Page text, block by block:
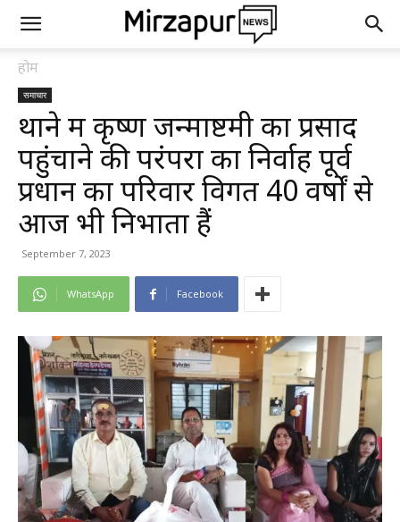
होम
समाचार
थाने में कृष्ण जन्माष्टमी का प्रसाद
पहुंचाने की परंपरा का निर्वाह पूर्व
प्रधान का परिवार विगत 40 वर्षों से
आज भी निभाता हैं
September 7, 2023
WhatsApp Facebook